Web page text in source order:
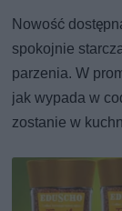
Nowość
spokojnie
parzenia. W
jak wypada w
zostanie w